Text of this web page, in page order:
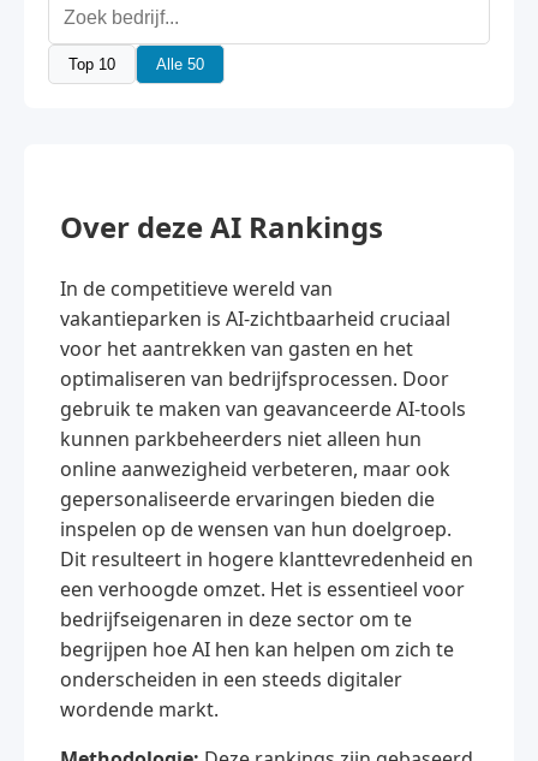
Top 10 Alle 50
Over deze AI Rankings
In de competitieve wereld van
vakantieparken is AI-zichtbaarheid cruciaal
voor het aantrekken van gasten en het
optimaliseren van bedrijfsprocessen. Door
gebruik te maken van geavanceerde AI-tools
kunnen parkbeheerders niet alleen hun
online aanwezigheid verbeteren, maar ook
gepersonaliseerde ervaringen bieden die
inspelen op de wensen van hun doelgroep.
Dit resulteert in hogere klanttevredenheid en
een verhoogde omzet. Het is essentieel voor
bedrijfseigenaren in deze sector om te
begrijpen hoe AI hen kan helpen om zich te
onderscheiden in een steeds digitaler
wordende markt.